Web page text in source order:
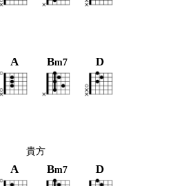
A Bm7 D
貴方
A Bm7 D